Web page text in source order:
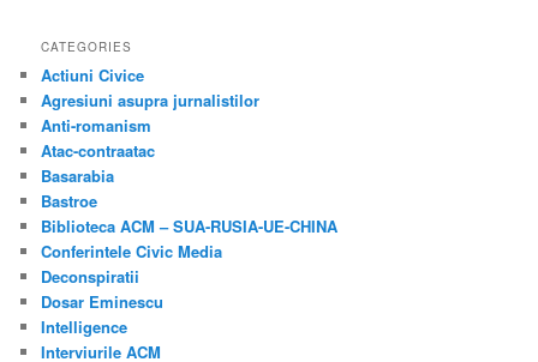
CATEGORIES
Actiuni Civice
Agresiuni asupra jurnalistilor
Anti-romanism
Atac-contraatac
Basarabia
Bastroe
Biblioteca ACM – SUA-RUSIA-UE-CHINA
Conferintele Civic Media
Deconspiratii
Dosar Eminescu
Intelligence
Interviurile ACM